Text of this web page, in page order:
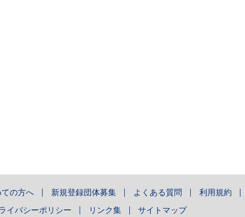
ての方へ 新規登録団体募集 よくある質問 利用規約
イバシーポリシー リンク集 サイトマップ